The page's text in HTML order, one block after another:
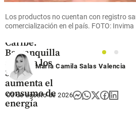
Calor
extremo en
Caribe:
Barranquilla
alcanza los
35°C y
aumenta el
consumo de
energía
Los productos no cuentan con registro
comercialización en el país. FOTO: Invima
1
2
María Camila Salas Valencia
03 de agosto de 2026